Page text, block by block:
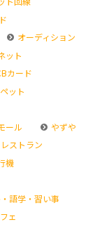
オーディション
ット
カード
ペット
ール
やずや
レストラン
機
語学・習い事
ェ